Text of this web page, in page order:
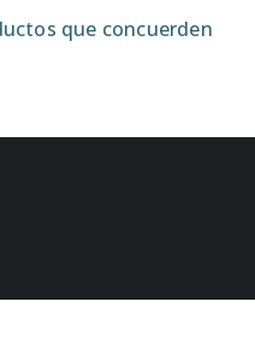
que concuerden